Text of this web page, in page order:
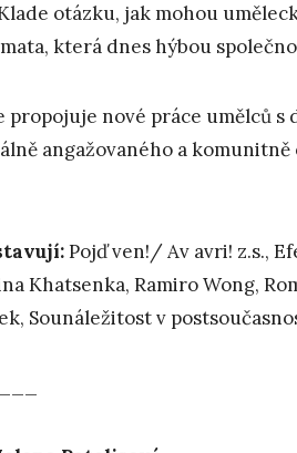
otázku, jak mohou
která dnes hýbou
propojuje nové práce umělců
angažovaného a
Pojď ven!/ Av avri! z.s.,
Khatsenka, Ramiro Wong,
Sounáležitost v